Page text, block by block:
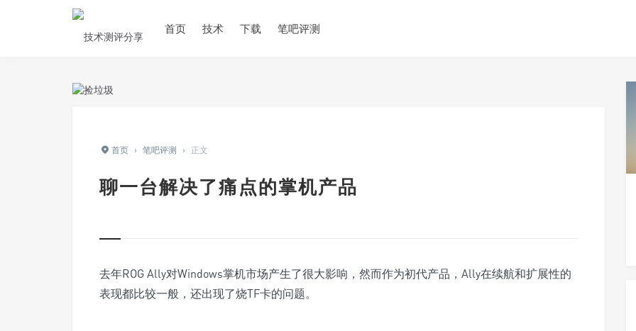
首页 技术 下载 笔吧评测
首页 › 笔吧评测 › 正文
聊一台解决了痛点的掌机产品
去年ROG Ally对Windows掌机市场产生了很大影响， 然而作为初代产品，Ally在续航和扩展性的
表现都比较一般，还出现了烧TF卡的问题。